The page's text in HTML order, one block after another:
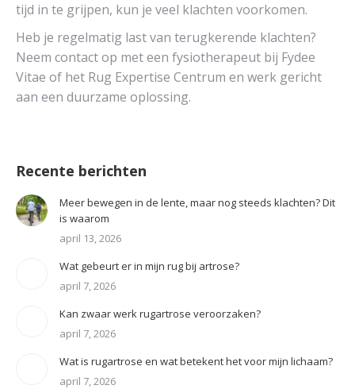
tijd in te grijpen, kun je veel klachten voorkomen.
Heb je regelmatig last van terugkerende klachten?
Neem contact op met een fysiotherapeut bij Fydee
Vitae of het Rug Expertise Centrum en werk gericht
aan een duurzame oplossing.
Recente berichten
Meer bewegen in de lente, maar nog steeds klachten? Dit
is waarom
april 13, 2026
Wat gebeurt er in mijn rug bij artrose?
april 7, 2026
Kan zwaar werk rugartrose veroorzaken?
april 7, 2026
Wat is rugartrose en wat betekent het voor mijn lichaam?
april 7, 2026